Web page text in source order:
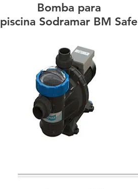
Bomba para
piscina Sodramar BM Safe